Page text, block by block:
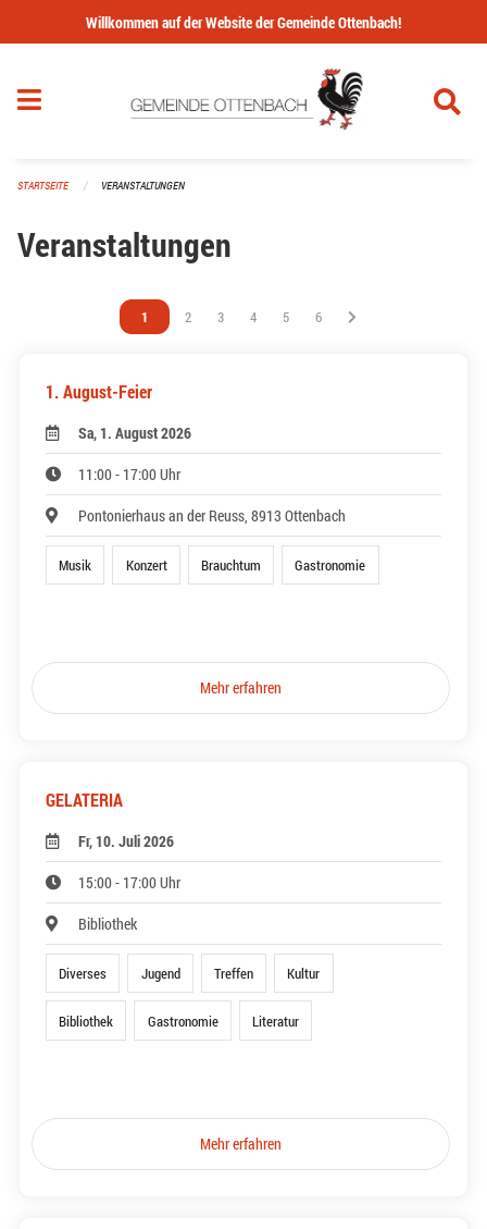
Navigation überspringen
Willkommen auf der Website der Gemeinde Ottenbach!
STARTSEITE VERANSTALTUNGEN
Veranstaltungen
Vous êtes sur la page
1 Vous êtes sur la page
2 Vous êtes sur la page
3 Vous êtes sur la page
4 Vous êtes sur la page
5 Vous êtes sur la page
6
1. August-Feier
Sa, 1. August 2026
11:00 - 17:00 Uhr
Pontonierhaus an der Reuss, 8913 Ottenbach
Musik Konzert Brauchtum Gastronomie
Mehr erfahren
GELATERIA
Fr, 10. Juli 2026
15:00 - 17:00 Uhr
Bibliothek
Diverses Jugend Treffen Kultur
Bibliothek Gastronomie Literatur
Mehr erfahren